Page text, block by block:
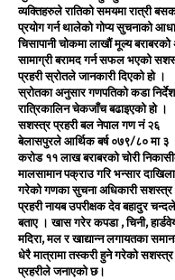
व्यक्तिहरुले रातिको समयमा रात्री
प्रयोग गर्न थालेको गोप्य सुचनाको
चिसापानी चोकमा लाखौं मूल्य
सामाग्री बरामद गर्न सफल भएको
प्रहरी स्रोतले जानकारी दिएको हो ।
स्रोतका अनुसार गणपतिको कडा
रात्रिकालिन चेकजाँच बढाइएको हो ।
सशस्त्र प्रहरी बल नेपाल गण नं २६
बेलासपुरले आर्थिक बर्ष ०७९/८० मा ३
करोड ११ लाख बराबरको चोरी
मालसामान पक्राउ गरि भन्सार दाखिला
गरेको गणका सुचना अधिकारी सशस्त्र
प्रहरी नायब उपरीक्षक देव बहादुर चन्दले
बताए । खास गरेर कपडा , चिनी,
मदिरा, मल र खाद्यान्न लगायतका
धेरै मात्रामा तस्करी हुने गरेको सशस्त्र
प्रहरीले जनाएको छ।